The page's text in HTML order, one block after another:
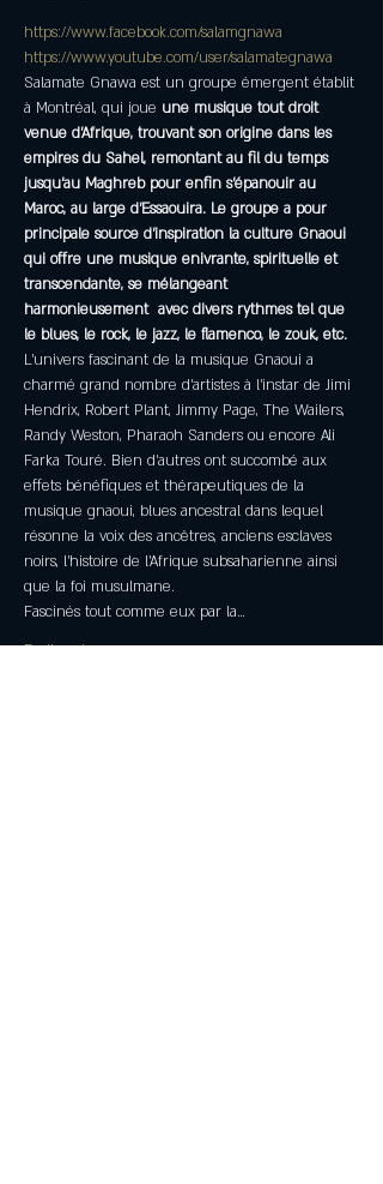
https://www.facebook.com/salamgnawa
https://www.youtube.com/user/salamategnawa
Salamate Gnawa est un groupe émergent établit
à Montréal, qui joue une musique tout droit
venue d’Afrique, trouvant son origine dans les
empires du Sahel, remontant au fil du temps
jusqu’au Maghreb pour enfin s’épanouir au
Maroc, au large d’Essaouira. Le groupe a pour
principale source d’inspiration la culture Gnaoui
qui offre une musique enivrante, spirituelle et
transcendante, se mélangeant
harmonieusement  avec divers rythmes tel que
le blues, le rock, le jazz, le flamenco, le zouk, etc.
L’univers fascinant de la musique Gnaoui a
charmé grand nombre d’artistes à l’instar de Jimi
Hendrix, Robert Plant, Jimmy Page, The Wailers,
Randy Weston, Pharaoh Sanders ou encore Ali
Farka Touré. Bien d’autres ont succombé aux
effets bénéfiques et thérapeutiques de la
musique gnaoui, blues ancestral dans lequel
résonne la voix des ancêtres, anciens esclaves
noirs, l’histoire de l’Afrique subsaharienne ainsi
que la foi musulmane.
Fascinés tout comme eux par la…
En lire plus >